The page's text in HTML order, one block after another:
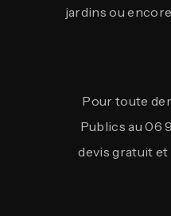
jardins ou
Pour toute
Publics au 06
devis gratuit